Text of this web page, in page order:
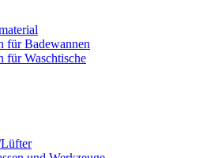
für Badewannen
für Waschtische